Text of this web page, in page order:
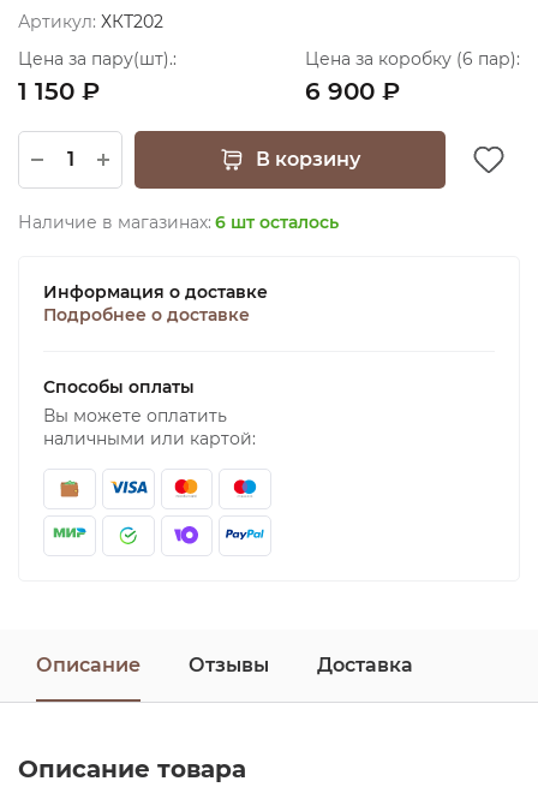
Артикул: ХКТ202
Цена за пару(шт).:
1 150 ₽
Цена за коробку (6 пар):
6 900 ₽
В корзину
Наличие в магазинах: 6 шт осталось
Информация о доставке
Подробнее о доставке
Способы оплаты
Вы можете оплатить
наличными или картой:
Описание Отзывы Доставка
Описание товара